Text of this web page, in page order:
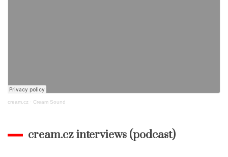
cream.cz · Cream Sound
cream.cz interviews (podcast)